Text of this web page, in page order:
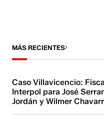
MÁS RECIENTES
Caso Villavicencio:
Interpol para José
Jordán y Wilmer